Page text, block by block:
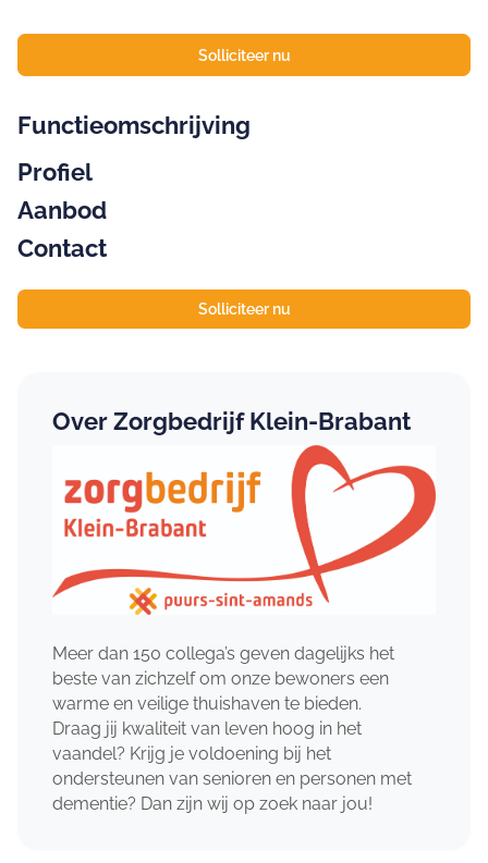
Solliciteer nu
Functieomschrijving
Profiel
Aanbod
Contact
Solliciteer nu
Over Zorgbedrijf Klein-Brabant
Meer dan 150 collega’s geven dagelijks het
beste van zichzelf om onze bewoners een
warme en veilige thuishaven te bieden.
Draag jij kwaliteit van leven hoog in het
vaandel? Krijg je voldoening bij het
ondersteunen van senioren en personen met
dementie? Dan zijn wij op zoek naar jou!